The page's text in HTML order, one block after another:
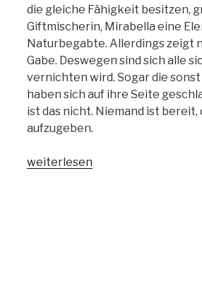
die gleiche Fähigkeit besitzen,
Giftmischerin, Mirabella eine
Naturbegabte. Allerdings zeigt
Gabe. Deswegen sind sich alle
vernichten wird. Sogar die
haben sich auf ihre Seite
ist das nicht. Niemand ist
aufzugeben.
„Der
weiterlesen